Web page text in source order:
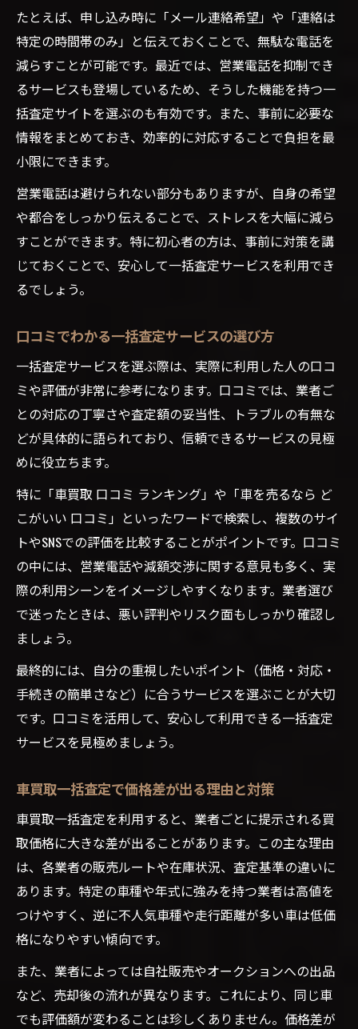
たとえば、申し込み時に「メール連絡希望」や「連絡は
特定の時間帯のみ」と伝えておくことで、無駄な電話を
減らすことが可能です。最近では、営業電話を抑制でき
るサービスも登場しているため、そうした機能を持つ一
括査定サイトを選ぶのも有効です。また、事前に必要な
情報をまとめておき、効率的に対応することで負担を最
小限にできます。
営業電話は避けられない部分もありますが、自身の希望
や都合をしっかり伝えることで、ストレスを大幅に減ら
すことができます。特に初心者の方は、事前に対策を講
じておくことで、安心して一括査定サービスを利用でき
るでしょう。
口コミでわかる一括査定サービスの選び方
一括査定サービスを選ぶ際は、実際に利用した人の口コ
ミや評価が非常に参考になります。口コミでは、業者ご
との対応の丁寧さや査定額の妥当性、トラブルの有無な
どが具体的に語られており、信頼できるサービスの見極
めに役立ちます。
特に「車買取 口コミ ランキング」や「車を売るなら ど
こがいい 口コミ」といったワードで検索し、複数のサイ
トやSNSでの評価を比較することがポイントです。口コミ
の中には、営業電話や減額交渉に関する意見も多く、実
際の利用シーンをイメージしやすくなります。業者選び
で迷ったときは、悪い評判やリスク面もしっかり確認し
ましょう。
最終的には、自分の重視したいポイント（価格・対応・
手続きの簡単さなど）に合うサービスを選ぶことが大切
です。口コミを活用して、安心して利用できる一括査定
サービスを見極めましょう。
車買取一括査定で価格差が出る理由と対策
車買取一括査定を利用すると、業者ごとに提示される買
取価格に大きな差が出ることがあります。この主な理由
は、各業者の販売ルートや在庫状況、査定基準の違いに
あります。特定の車種や年式に強みを持つ業者は高値を
つけやすく、逆に不人気車種や走行距離が多い車は低価
格になりやすい傾向です。
また、業者によっては自社販売やオークションへの出品
など、売却後の流れが異なります。これにより、同じ車
でも評価額が変わることは珍しくありません。価格差が